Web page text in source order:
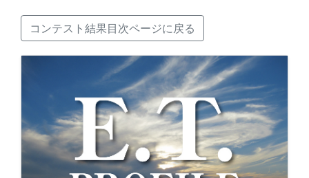
コンテスト結果目次ページに戻る